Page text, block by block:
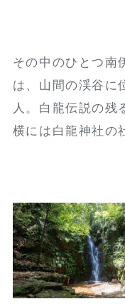
その中のひとつ南
は、山間の渓谷に
人。白龍伝説の残
横には白龍神社の